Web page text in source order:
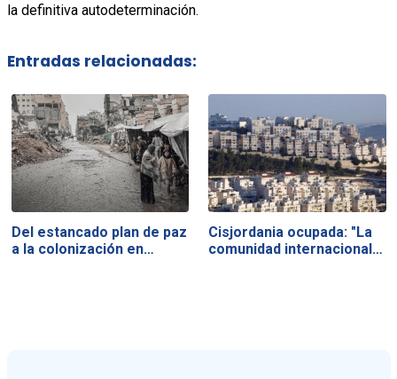
la definitiva autodeterminación.
Entradas relacionadas:
Del estancado plan de paz
a la colonización en…
Cisjordania ocupada: "La
comunidad internacional…